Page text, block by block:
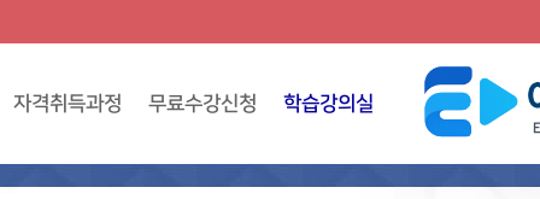
자격취득과정 무료수강신청 학습강의실